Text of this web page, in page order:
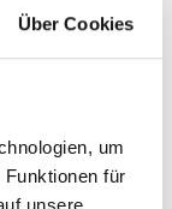
Über Cookies
um
für
unsere